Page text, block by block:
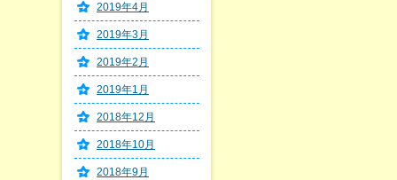
2019年4月
2019年3月
2019年2月
2019年1月
2018年12月
2018年10月
2018年9月